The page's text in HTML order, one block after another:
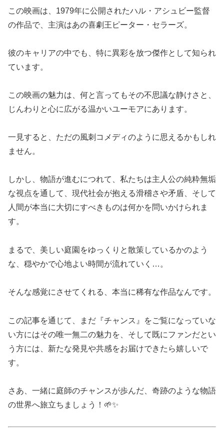
この映画は、1979年に公開されたハル・アシュビー監督
の作品で、主演はあの喜劇王ピーター・セラーズ。
彼のキャリアの中でも、特に異彩を放つ傑作として知られ
ています。
この映画の魅力は、何と言ってもその不思議な静けさと、
じんわりと心に広がる温かいユーモアにあります。
一見すると、ただの風刺コメディのように思えるかもしれ
ません。
しかし、物語が進むにつれて、私たちは主人公の純粋無垢
な視点を通して、現代社会が抱える滑稽さや矛盾、そして
人間が本当に大切にすべきものは何かを問いかけられま
す。
まるで、美しい庭園をゆっくりと散策しているかのよう
な、穏やかで心地よい時間が流れていく…。
そんな感覚にさせてくれる、本当に稀有な作品なんです。
この記事を通じて、まだ『チャンス』をご覧になっていな
い方にはその唯一無二の魅力を、そして既にファンだとい
う方には、新たな発見や共感をお届けできたら嬉しいで
す。
さあ、一緒に庭師のチャンスが歩んだ、奇跡のような物語
の世界へ旅立ちましょう！🌱✨